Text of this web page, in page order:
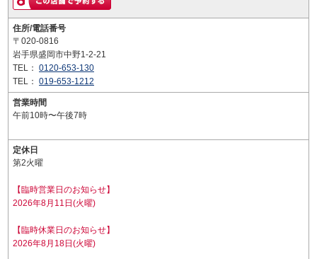
住所/電話番号
〒020-0816
岩手県盛岡市中野1-2-21
TEL： 0120-653-130
TEL： 019-653-1212
営業時間
午前10時〜午後7時
定休日
第2火曜
【臨時営業日のお知らせ】
2026年8月11日(火曜)
【臨時休業日のお知らせ】
2026年8月18日(火曜)